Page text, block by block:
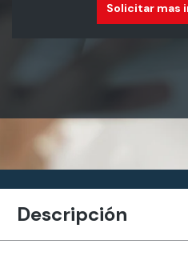
Solicitar mas
Descripción